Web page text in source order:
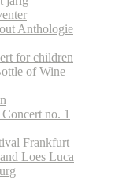
Anthologie
for children
of Wine
no. 1
Frankfurt
Loes Luca